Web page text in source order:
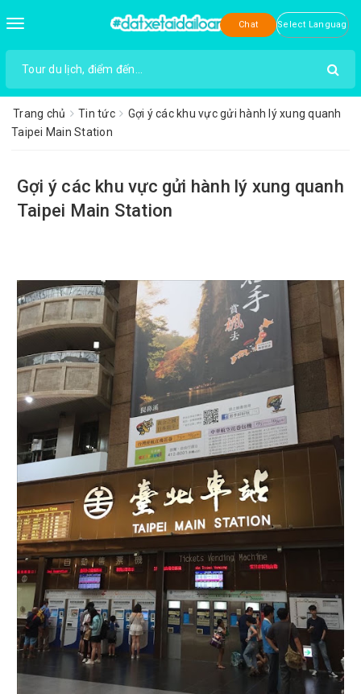
Toggle
Chat
Trang chủ Tin tức
Gợi ý các khu vực gửi hành lý xung quanh
Taipei Main Station
Gợi ý các khu vực gửi hành lý xung quanh
Taipei Main Station